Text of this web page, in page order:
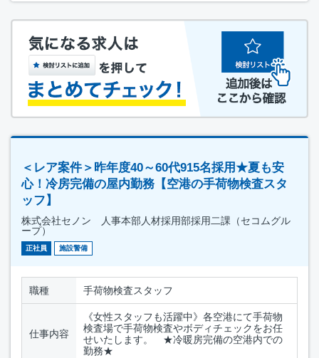
＜レア案件＞昨年度40～60代915名採用★夏も安
心！冷房完備の屋内勤務【空港の手荷物検査スタ
ッフ】
株式会社セノン 人事本部人材採用部採用二課（セコムグル
ープ）
正社員 施設警備
職種 手荷物検査スタッフ
仕事内容
《女性スタッフも活躍中》各空港にて手荷物
検査場で手荷物検査やボディチェックをお任
せいたします。 ★冷暖房完備の空港内での
勤務★